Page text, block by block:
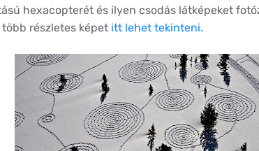
hexacopterét és ilyen csodás látképeket
részletes képetitt lehet tekinteni.